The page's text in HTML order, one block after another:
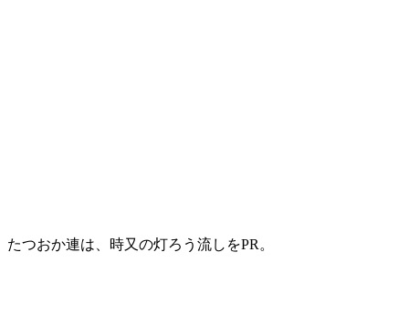
たつおか連は、時又の灯ろう流しをPR。